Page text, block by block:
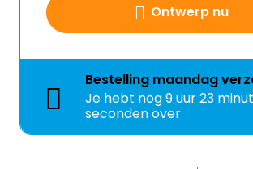
Ontwerp nu
Bestelling maandag
Je hebt nog9 uur 23
seconden over